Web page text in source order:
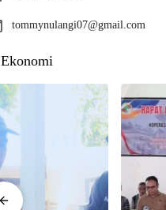
tommynulangi07@gmail.com
Ekonomi